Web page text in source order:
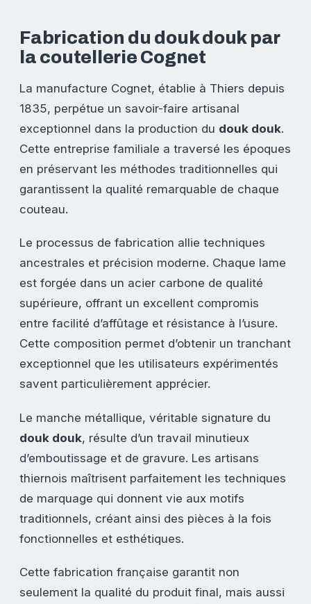
Fabrication du douk douk par
la coutellerie Cognet
La manufacture Cognet, établie à Thiers depuis
1835, perpétue un savoir-faire artisanal
exceptionnel dans la production du douk douk.
Cette entreprise familiale a traversé les époques
en préservant les méthodes traditionnelles qui
garantissent la qualité remarquable de chaque
couteau.
Le processus de fabrication allie techniques
ancestrales et précision moderne. Chaque lame
est forgée dans un acier carbone de qualité
supérieure, offrant un excellent compromis
entre facilité d’affûtage et résistance à l’usure.
Cette composition permet d’obtenir un tranchant
exceptionnel que les utilisateurs expérimentés
savent particulièrement apprécier.
Le manche métallique, véritable signature du
douk douk, résulte d’un travail minutieux
d’emboutissage et de gravure. Les artisans
thiernois maîtrisent parfaitement les techniques
de marquage qui donnent vie aux motifs
traditionnels, créant ainsi des pièces à la fois
fonctionnelles et esthétiques.
Cette fabrication française garantit non
seulement la qualité du produit final, mais aussi